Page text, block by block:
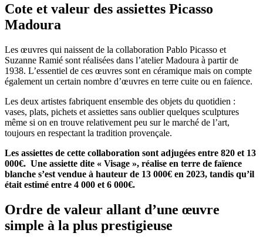
Cote et valeur des assiettes Picasso
Madoura
Les œuvres qui naissent de la collaboration Pablo Picasso et
Suzanne Ramié sont réalisées dans l’atelier Madoura à partir de
1938. L’essentiel de ces œuvres sont en céramique mais on compte
également un certain nombre d’œuvres en terre cuite ou en faïence.
Les deux artistes fabriquent ensemble des objets du quotidien :
vases, plats, pichets et assiettes sans oublier quelques sculptures
même si on en trouve relativement peu sur le marché de l’art,
toujours en respectant la tradition provençale.
Les assiettes de cette collaboration sont adjugées entre 820 et 13
000€. Une assiette dite « Visage », réalise en terre de faïence
blanche s’est vendue à hauteur de 13 000€ en 2023, tandis qu’il
était estimé entre 4 000 et 6 000€.
Ordre de valeur allant d’une œuvre
simple à la plus prestigieuse